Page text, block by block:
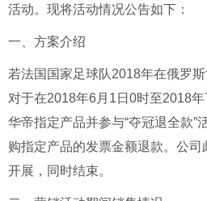
活动。现将活动情况公告如下：
一、方案介绍
若法国国家足球队2018年在俄罗
对于在2018年6月1日0时至2018
华帝指定产品并参与“夺冠退全款”
购指定产品的发票金额退款。公
开展，同时结束。